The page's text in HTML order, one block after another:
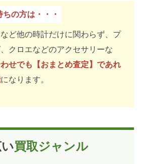
の方は・・・
ど他の時計だけに関わらず、プ
クロエなどのアクセサリーな
せでも【おまとめ査定】であれ
になります。
買取ジャンル